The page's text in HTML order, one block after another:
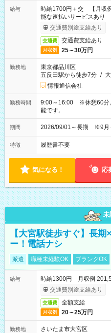
給与
時給1700円＋交 【月収
能な速払いサービスあり
交通費別途支給あり
交通費 交通費支給あり
月収例 25～30万円
勤務地
東京都品川区
五反田駅から徒歩7分 /
情報通信会社
勤務時間
9:00～16:00 ※休憩60分
能です。
期間 2026/09/01～長期 ※9月
特徴 履歴書不要
気になる！ 応
未
【大宮駅徒歩すぐ】長
ー！電話ナシ
派遣 職種未経験OK ブランクOK
給与
時給1300円 月収例
交通費別途支給あり
交通費 全額支給
月収例 20～25万円
勤務地
さいたま市大宮区